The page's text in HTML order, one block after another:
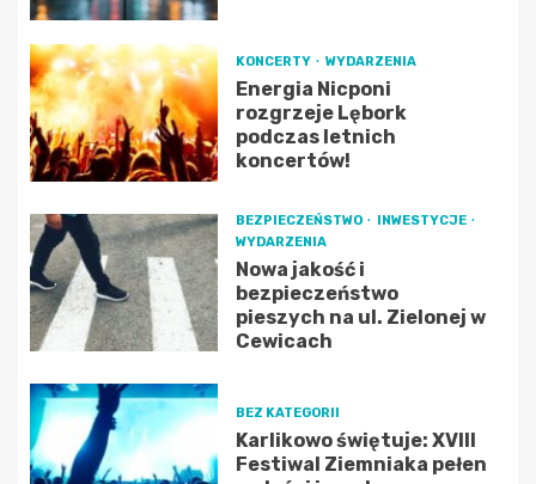
KONCERTY WYDARZENIA
Energia Nicponi
rozgrzeje Lębork
podczas letnich
koncertów!
BEZPIECZEŃSTWO
INWESTYCJE
WYDARZENIA
Nowa jakość i
bezpieczeństwo
pieszych na ul. Zielonej w
Cewicach
BEZ KATEGORII
Karlikowo świętuje: XVIII
Festiwal Ziemniaka pełen